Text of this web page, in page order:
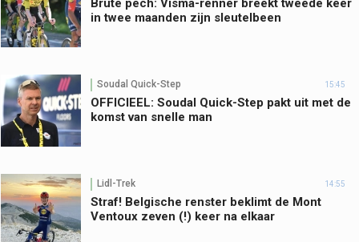
Brute pech: Visma-renner breekt tweede keer
in twee maanden zijn sleutelbeen
Soudal Quick-Step 15:45
OFFICIEEL: Soudal Quick-Step pakt uit met de
komst van snelle man
Lidl-Trek 14:55
Straf! Belgische renster beklimt de Mont
Ventoux zeven (!) keer na elkaar